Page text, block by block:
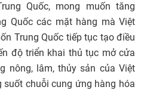
Quốc, mong muốn tăng
Quốc các mặt hàng mà Việt
Trung Quốc tiếp tục tạo điều
độ triển khai thủ tục mở cửa
nông, lâm, thủy sản của Việt
chuỗi cung ứng hàng hóa